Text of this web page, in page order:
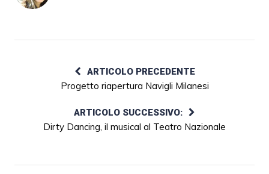
ARTICOLO PRECEDENTE
Progetto riapertura Navigli Milanesi
ARTICOLO SUCCESSIVO:
Dirty Dancing, il musical al Teatro Nazionale